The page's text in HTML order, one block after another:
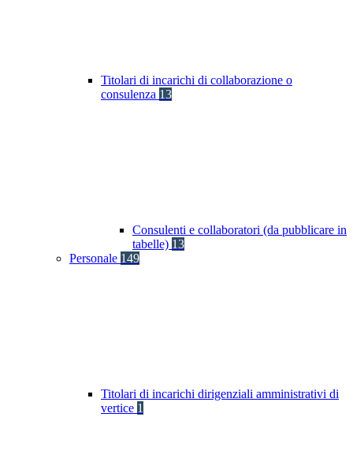
Titolari di incarichi di collaborazione o
consulenza 13
Consulenti e collaboratori (da pubblicare in
tabelle) 13
Personale 149
Titolari di incarichi dirigenziali amministrativi di
vertice 1